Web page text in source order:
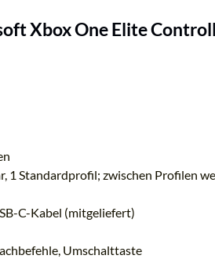
Xbox One Elite
1 Standardprofil; zwischen Profilen
C-Kabel (mitgeliefert)
Umschalttaste